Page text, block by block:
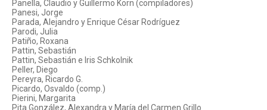
Panella, Claudio y Guillermo Korn (compiladores)
Panesi, Jorge
Parada, Alejandro y Enrique César Rodríguez
Parodi, Julia
Patiño, Roxana
Pattin, Sebastián
Pattin, Sebastián e Iris Schkolnik
Peller, Diego
Pereyra, Ricardo G.
Picardo, Osvaldo (comp.)
Pierini, Margarita
Pita González, Alexandra y María del Carmen Grillo